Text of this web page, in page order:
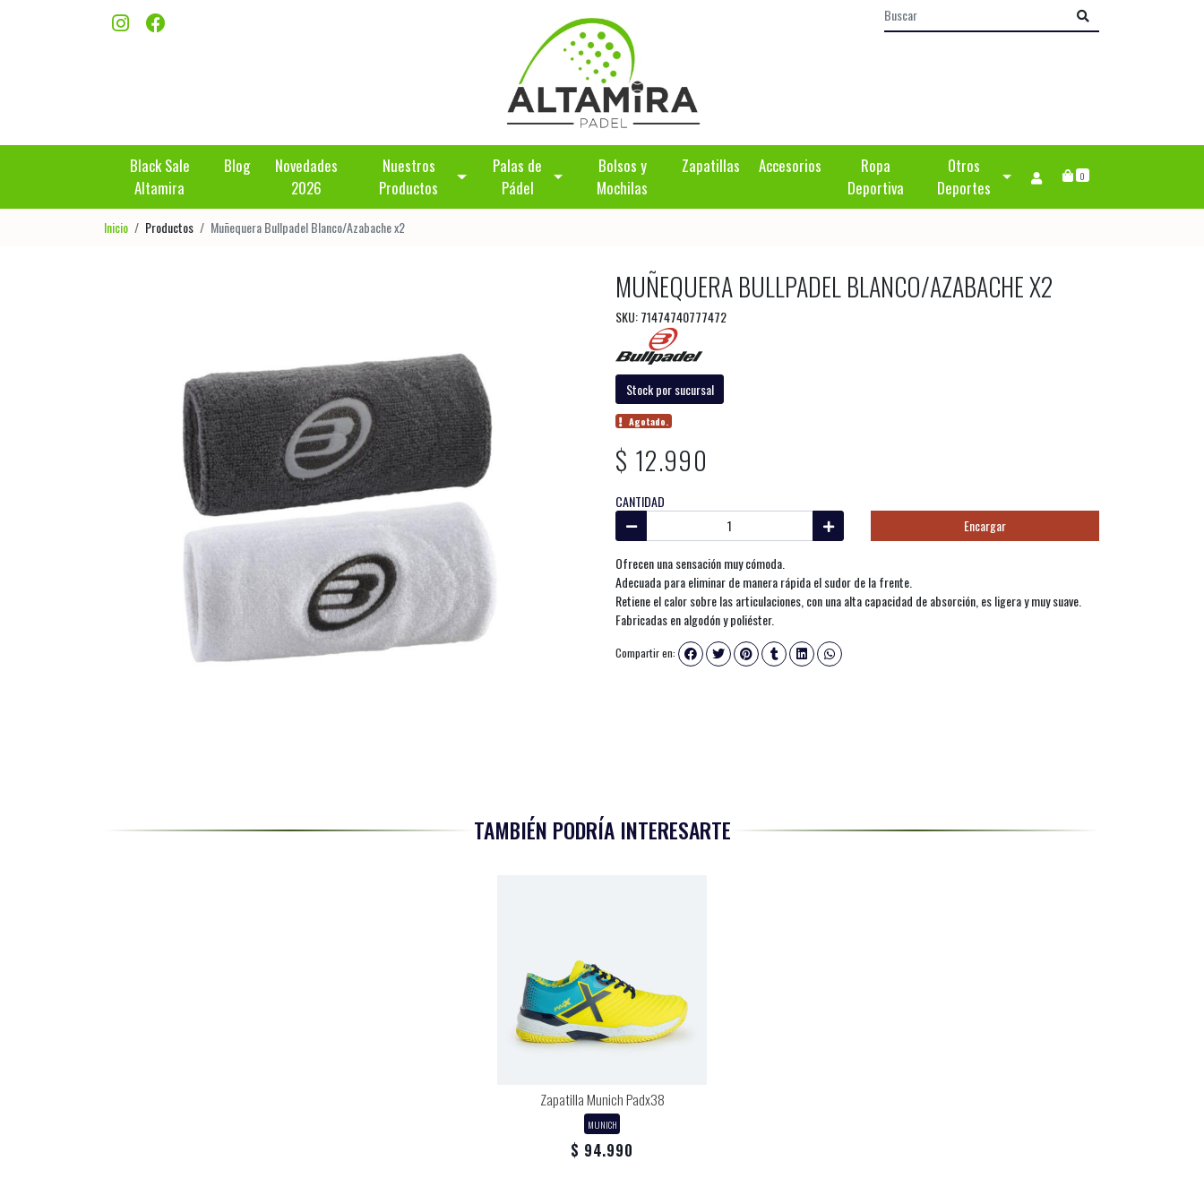
Black Sale
Altamira
Blog
Novedades
2026
Nuestros
Productos
Palas de
Pádel
Bolsos y
Mochilas
Zapatillas Accesorios
Ropa
Deportiva
Otros
Deportes
0
Inicio Productos Muñequera Bullpadel Blanco/Azabache x2
MUÑEQUERA BULLPADEL BLANCO/AZABACHE X2
SKU: 71474740777472
Stock por sucursal
Agotado.
$ 12.990
CANTIDAD
Encargar
Ofrecen una sensación muy cómoda.
Adecuada para eliminar de manera rápida el sudor de la frente.
Retiene el calor sobre las articulaciones, con una alta capacidad de absorción, es ligera y muy suave.
Fabricadas en algodón y poliéster.
Compartir en:
TAMBIÉN PODRÍA INTERESARTE
Zapatilla Munich Padx38
MUNICH
$ 94.990